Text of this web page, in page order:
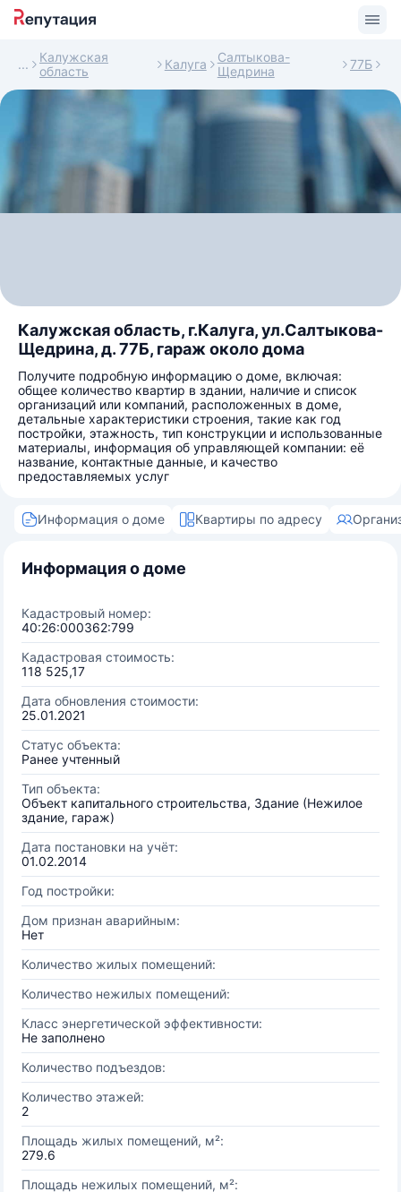
Калужская
область
Калуга
Салтыкова-
Щедрина
77Б
Калужская область, г.Калуга, ул.Салтыкова-
Щедрина, д. 77Б, гараж около дома
Получите подробную информацию о доме, включая:
общее количество квартир в здании, наличие и список
организаций или компаний, расположенных в доме,
детальные характеристики строения, такие как год
постройки, этажность, тип конструкции и использованные
материалы, информация об управляющей компании: её
название, контактные данные, и качество
предоставляемых услуг
Информация о доме Квартиры по адресу
Информация о доме
Кадастровый номер:
40:26:000362:799
Кадастровая стоимость:
118 525,17
Дата обновления стоимости:
25.01.2021
Статус объекта:
Ранее учтенный
Тип объекта:
Объект капитального строительства, Здание (Нежилое
здание, гараж)
Дата постановки на учёт:
01.02.2014
Год постройки:
Дом признан аварийным:
Нет
Количество жилых помещений:
Количество нежилых помещений:
Класс энергетической эффективности:
Не заполнено
Количество подъездов:
Количество этажей:
2
Площадь жилых помещений, м²:
279.6
Площадь нежилых помещений, м²: